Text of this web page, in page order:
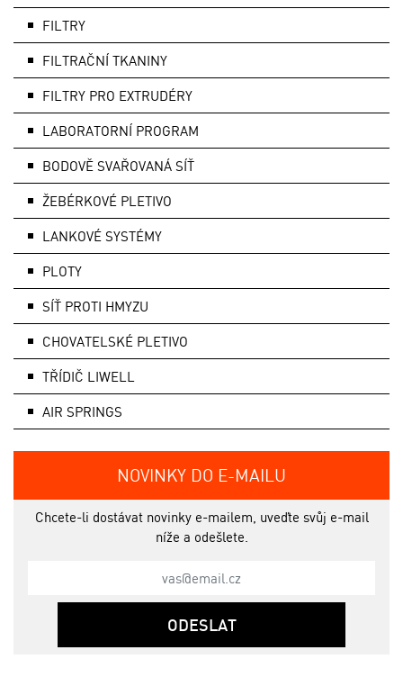
FILTRY
FILTRAČNÍ TKANINY
FILTRY PRO EXTRUDÉRY
LABORATORNÍ PROGRAM
BODOVĚ SVAŘOVANÁ SÍŤ
ŽEBÉRKOVÉ PLETIVO
LANKOVÉ SYSTÉMY
PLOTY
SÍŤ PROTI HMYZU
CHOVATELSKÉ PLETIVO
TŘÍDIČ LIWELL
AIR SPRINGS
NOVINKY DO E-MAILU
Chcete-li dostávat novinky e-mailem, uveďte svůj e-mail
níže a odešlete.
ODESLAT